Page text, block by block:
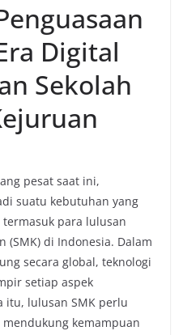
Digital
Sekolah
pesat saat ini,
suatu kebutuhan yang
para lulusan
(SMK) di Indonesia. Dalam
secara global, teknologi
setiap aspek
itu, lulusan SMK perlu
kemampuan